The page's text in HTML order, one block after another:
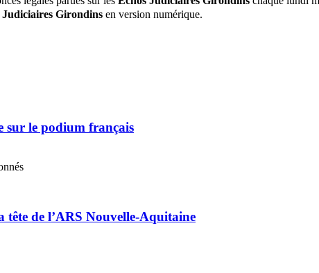
Judiciaires Girondins en version numérique.
sur le podium français
tête de l’ARS Nouvelle-Aquitaine